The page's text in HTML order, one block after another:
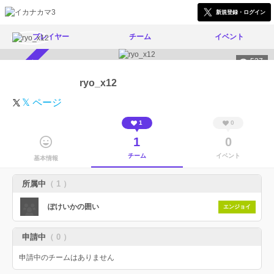
新規登録・ログイン
プレイヤー チーム イベント
537
ryo_x12
𝕏 ページ
基本情報
1
1
チーム
0
0
イベント
所属中 （ 1 ）
ぽけいかの囲い エンジョイ
申請中 （ 0 ）
申請中のチームはありません